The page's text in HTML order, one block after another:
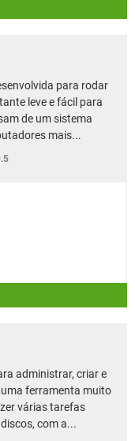
para rodar
leve e fácil para
de um sistema
mais...
administrar, criar e
ferramenta muito
várias tarefas
com a...